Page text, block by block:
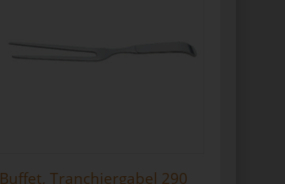
Buffet, Tranchiergabel 290